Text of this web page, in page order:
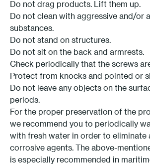
Do not drag products. Lift them up.
Do not clean with aggressive and/or
substances.
Do not stand on structures.
Do not sit on the back and armrests.
Check periodically that the screws
Protect from knocks and pointed or
Do not leave any objects on the
periods.
For the proper preservation of the
we recommend you to periodically
with fresh water in order to eliminate
corrosive agents. The above-
is especially recommended in